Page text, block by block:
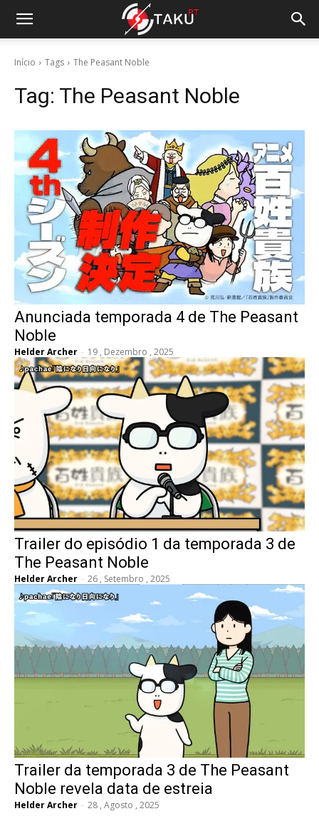
Início Tags The Peasant Noble
Tag: The Peasant Noble
Anunciada temporada 4 de The Peasant
Noble
Helder Archer - 19 , Dezembro , 2025
Trailer do episódio 1 da temporada 3 de
The Peasant Noble
Helder Archer - 26 , Setembro , 2025
Trailer da temporada 3 de The Peasant
Noble revela data de estreia
Helder Archer - 28 , Agosto , 2025